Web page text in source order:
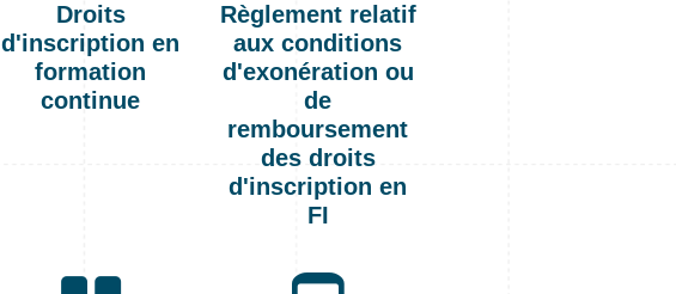
Droits
d'inscription en
formation
continue
Règlement relatif
aux conditions
d'exonération ou
de
remboursement
des droits
d'inscription en
FI